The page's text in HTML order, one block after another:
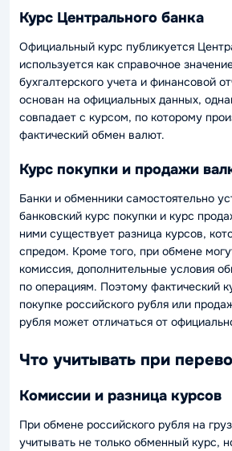
Курс Центрального банка
Официальный курс публикуется
используется как справочное
бухгалтерского учета и финансовой
основан на официальных данных,
совпадает с курсом, по которому
фактический обмен валют.
Курс покупки и продажи
Банки и обменники самостоятельно
банковский курс покупки и курс
ними существует разница курсов,
спредом. Кроме того, при обмене
комиссия, дополнительные условия
по операциям. Поэтому фактический
покупке российского рубля или
рубля может отличаться от
Что учитывать при
Комиссии и разница курсов
При обмене российского рубля на
учитывать не только обменный курс,